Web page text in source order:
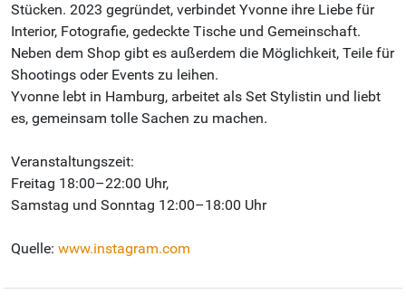
Stücken. 2023 gegründet, verbindet Yvonne ihre Liebe für
Interior, Fotografie, gedeckte Tische und Gemeinschaft.
Neben dem Shop gibt es außerdem die Möglichkeit, Teile für
Shootings oder Events zu leihen.
Yvonne lebt in Hamburg, arbeitet als Set Stylistin und liebt
es, gemeinsam tolle Sachen zu machen.
Veranstaltungszeit:
Freitag 18:00–22:00 Uhr,
Samstag und Sonntag 12:00–18:00 Uhr
Quelle: www.instagram.com